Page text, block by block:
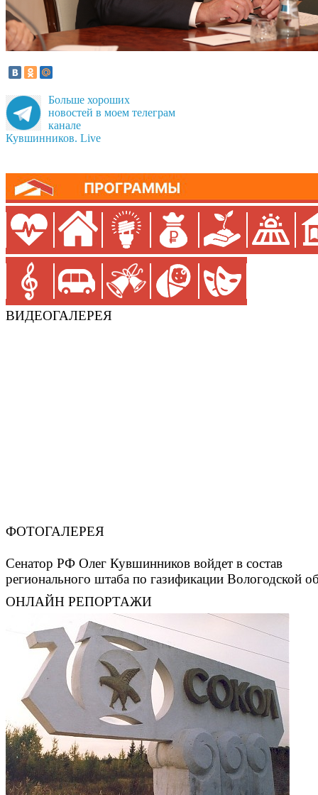
Больше хороших
новостей в моем телеграм
канале
Кувшинников. Live
ВИДЕОГАЛЕРЕЯ
ФОТОГАЛЕРЕЯ
Сенатор РФ Олег Кувшинников войдет в состав
регионального штаба по газификации Вологодской
ОНЛАЙН РЕПОРТАЖИ